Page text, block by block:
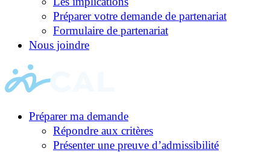
Préparer votre demande de partenariat
Formulaire de partenariat
Nous joindre
Préparer ma demande
Répondre aux critères
Présenter une preuve d’admissibilité